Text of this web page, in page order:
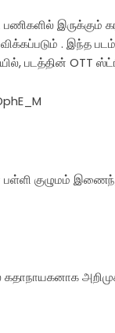
இருக்கும்
. இந்த
படத்தின் OTT